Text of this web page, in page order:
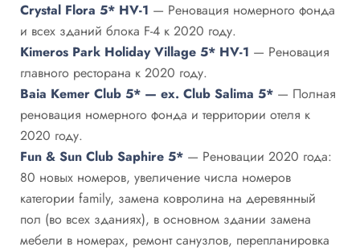
Crystal Flora 5* HV-1 — Реновация номерного фонда
и всех зданий блока F-4 к 2020 году.
Kimeros Park Holiday Village 5* HV-1 — Реновация
главного ресторана к 2020 году.
Baia Kemer Club 5* — ex. Club Salima 5* — Полная
реновация номерного фонда и территории отеля к
2020 году.
Fun & Sun Club Saphire 5* — Реновации 2020 года:
80 новых номеров, увеличение числа номеров
категории family, замена ковролина на деревянный
пол (во всех зданиях), в основном здании замена
мебели в номерах, ремонт санузлов, перепланировка